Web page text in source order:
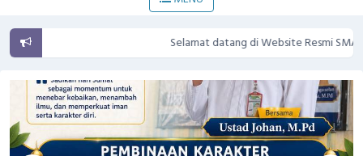
Selamat datang di Website Resmi SMAN 1 Sungaiselan